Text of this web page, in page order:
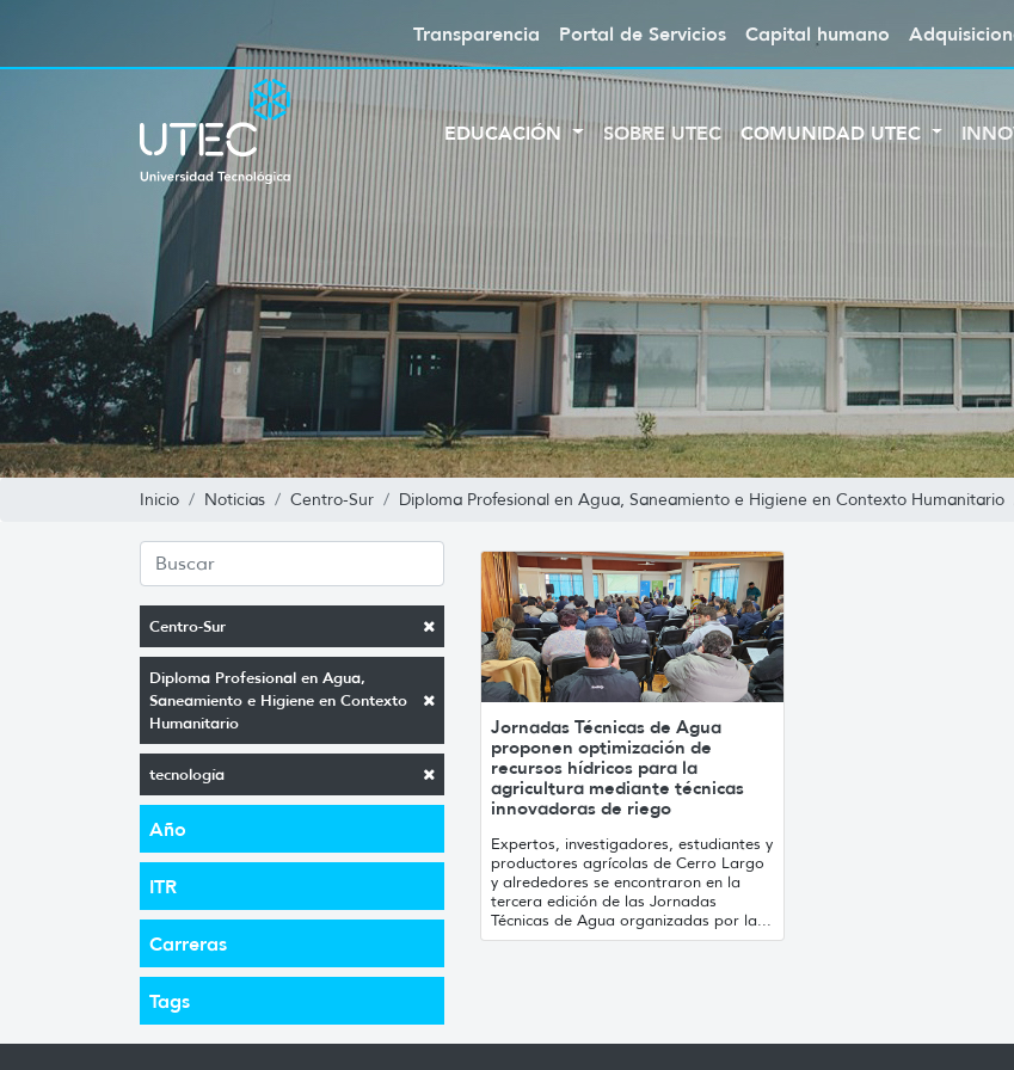
Transparencia Portal de Servicios Capital humano
EDUCACIÓN SOBRE UTEC COMUNIDAD UTEC
Inicio Noticias Centro-Sur Diploma Profesional en Agua, Saneamiento e Higiene en Contexto Humanitario
Centro-Sur
Diploma Profesional en Agua,
Saneamiento e Higiene en Contexto
Humanitario
tecnología
Año
ITR
Carreras
Tags
Jornadas Técnicas de Agua
proponen optimización de
recursos hídricos para la
agricultura mediante técnicas
innovadoras de riego
Expertos, investigadores, estudiantes y
productores agrícolas de Cerro Largo
y alrededores se encontraron en la
tercera edición de las Jornadas
Técnicas de Agua organizadas por la...